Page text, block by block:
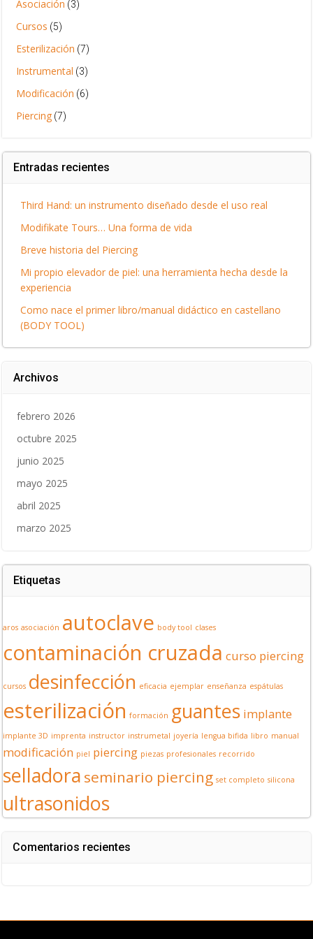
Asociación (3)
Cursos (5)
Esterilización (7)
Instrumental (3)
Modificación (6)
Piercing (7)
Entradas recientes
Third Hand: un instrumento diseñado desde el uso real
Modifikate Tours… Una forma de vida
Breve historia del Piercing
Mi propio elevador de piel: una herramienta hecha desde la
experiencia
Como nace el primer libro/manual didáctico en castellano
(BODY TOOL)
Archivos
febrero 2026
octubre 2025
junio 2025
mayo 2025
abril 2025
marzo 2025
Etiquetas
aros asociación autoclave body tool clases
contaminación cruzada curso piercing
cursos desinfección eficacia ejemplar enseñanza espátulas
esterilización formación guantes implante
implante 3D imprenta instructor instrumetal joyería lengua bifida libro manual
modificación piel piercing piezas profesionales recorrido
selladora seminario piercing set completo silicona
ultrasonidos
Comentarios recientes